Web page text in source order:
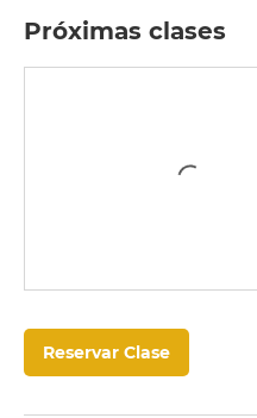
Próximas clases
Reservar Clase